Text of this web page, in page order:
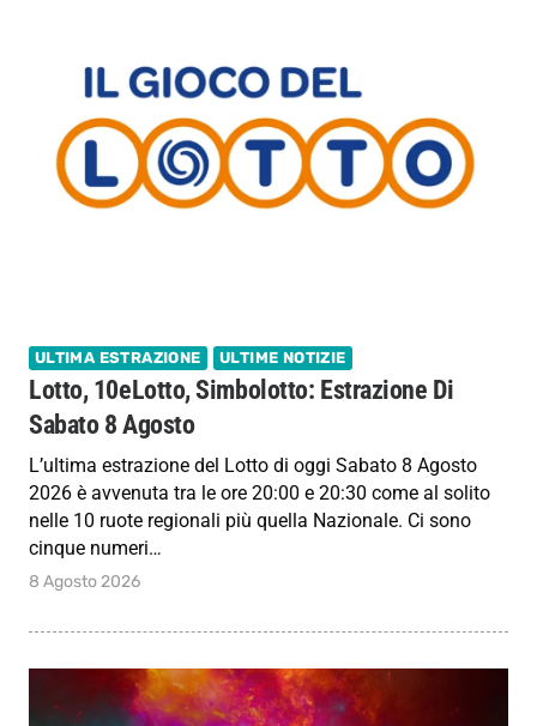
ULTIMA ESTRAZIONE ULTIME NOTIZIE
Lotto, 10eLotto, Simbolotto: Estrazione Di
Sabato 8 Agosto
L’ultima estrazione del Lotto di oggi Sabato 8 Agosto
2026 è avvenuta tra le ore 20:00 e 20:30 come al solito
nelle 10 ruote regionali più quella Nazionale. Ci sono
cinque numeri…
8 Agosto 2026